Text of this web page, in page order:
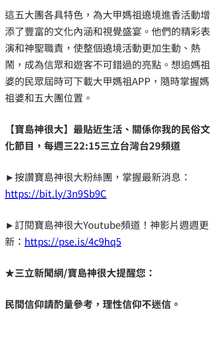
這五大團各具特色，為大甲媽祖遶境進香活動增
添了豐富的文化內涵和視覺盛宴。他們的精彩表
演和神聖職責，使整個遶境活動更加生動、熱
鬧，成為信眾和遊客不可錯過的亮點。想追媽祖
婆的民眾屆時可下載大甲媽祖APP，隨時掌握媽
祖婆和五大團位置。
【寶島神很大】最貼近生活、關係你我的民俗文
化節目，每週三22:15三立台灣台29頻道
►按讚寶島神很大粉絲團，掌握最新消息：
https://bit.ly/3n9Sb9C
►訂閱寶島神很大Youtube頻道！神影片週週更
新： https://pse.is/4c9hq5
★三立新聞網/寶島神很大提醒您：
民間信仰請酌量參考，理性信仰不迷信。